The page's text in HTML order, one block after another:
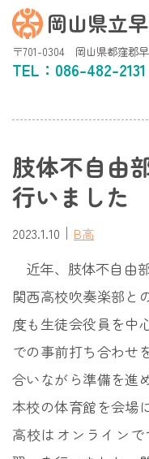
岡山県立
〒701-0304 岡山県都窪郡
TEL： 086-482-2131
肢体不自由
行いました
2023.1.10 ｜ B高
近年、肢体不自由
関西高校吹奏楽部と
度も生徒会役員を中
での事前打ち合わせ
合いながら準備を進
本校の体育館を会場
高校はオンライン